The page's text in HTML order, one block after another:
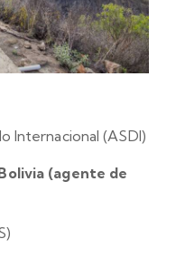
Internacional (ASDI)
(agente de